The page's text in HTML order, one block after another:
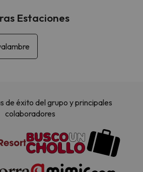
Estaciones
de éxito del grupo y principales
colaboradores